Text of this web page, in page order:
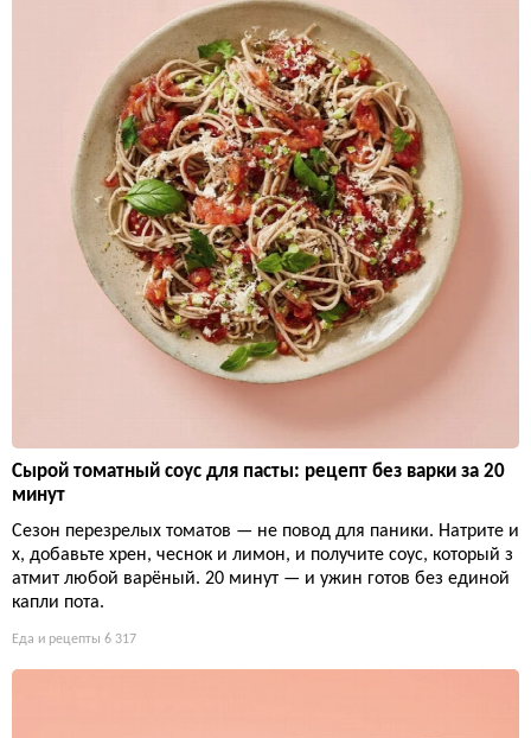
Сырой томатный соус для пасты: рецепт без варки за 20
минут
Сезон перезрелых томатов — не повод для паники. Натрите и
х, добавьте хрен, чеснок и лимон, и получите соус, который з
атмит любой варёный. 20 минут — и ужин готов без единой
капли пота.
Еда и рецепты 6 317